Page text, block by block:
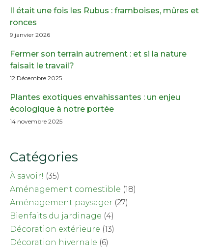
Il était une fois les Rubus : framboises, mûres et
ronces
9 janvier 2026
Fermer son terrain autrement : et si la nature
faisait le travail?
12 Décembre 2025
Plantes exotiques envahissantes : un enjeu
écologique à notre portée
14 novembre 2025
Catégories
À savoir! (35)
Aménagement comestible (18)
Aménagement paysager (27)
Bienfaits du jardinage (4)
Décoration extérieure (13)
Décoration hivernale (6)